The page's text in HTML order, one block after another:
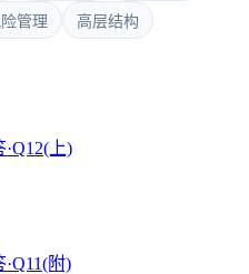
管理 高层结构
上)
附)